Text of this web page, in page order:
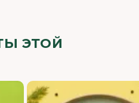
ЭТОЙ